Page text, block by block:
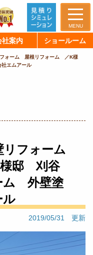
MENU
社案内 ショールーム
ォーム 屋根リフォーム ／K様
エムアール
リフォーム
様邸 刈谷
ム 外壁塗
2019/05/31 更新